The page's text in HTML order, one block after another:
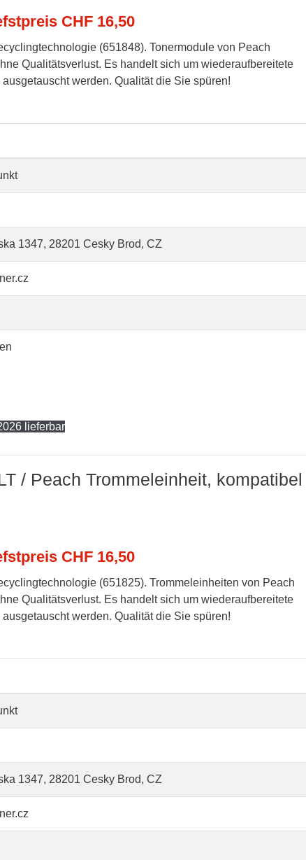
CHF 16,50
(651848). Tonermodule von Peach
Qualitätsverlust. Es handelt sich um wiederaufbereitete
werden. Qualität die Sie spüren!
1347, 28201 Cesky Brod, CZ
lieferbar
/ Peach Trommeleinheit, kompatibel
CHF 16,50
(651825). Trommeleinheiten von Peach
Qualitätsverlust. Es handelt sich um wiederaufbereitete
werden. Qualität die Sie spüren!
1347, 28201 Cesky Brod, CZ